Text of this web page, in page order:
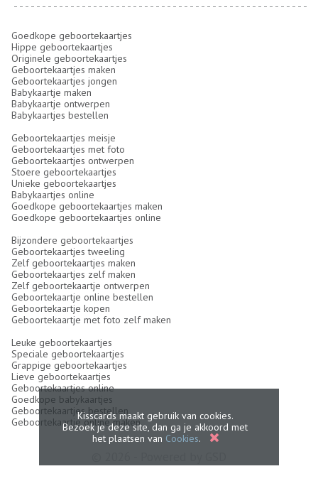
Goedkope geboortekaartjes
Hippe geboortekaartjes
Originele geboortekaartjes
Geboortekaartjes maken
Geboortekaartjes jongen
Babykaartje maken
Babykaartje ontwerpen
Babykaartjes bestellen
Geboortekaartjes meisje
Geboortekaartjes met foto
Geboortekaartjes ontwerpen
Stoere geboortekaartjes
Unieke geboortekaartjes
Babykaartjes online
Goedkope geboortekaartjes maken
Goedkope geboortekaartjes online
Bijzondere geboortekaartjes
Geboortekaartjes tweeling
Zelf geboortekaartjes maken
Geboortekaartjes zelf maken
Zelf geboortekaartje ontwerpen
Geboortekaartje online bestellen
Geboortekaartje kopen
Geboortekaartje met foto zelf maken
Leuke geboortekaartjes
Speciale geboortekaartjes
Grappige geboortekaartjes
Lieve geboortekaartjes
Geboortekaartjes online
Goedkope babykaartjes
Geboortekaartjes bestellen
Geboortekaartje online makenKisscards maakt gebruik van cookies.
Bezoek je deze site, dan ga je akkoord met
het plaatsen van Cookies.